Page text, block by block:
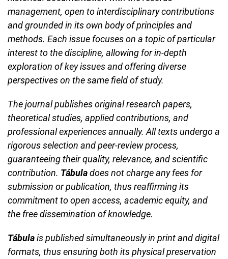
management, open to interdisciplinary contributions
and grounded in its own body of principles and
methods. Each issue focuses on a topic of particular
interest to the discipline, allowing for in-depth
exploration of key issues and offering diverse
perspectives on the same field of study.
The journal publishes original research papers,
theoretical studies, applied contributions, and
professional experiences annually. All texts undergo a
rigorous selection and peer-review process,
guaranteeing their quality, relevance, and scientific
contribution. Tábuladoes not charge any fees for
submission or publication, thus reaffirming its
commitment to open access, academic equity, and
the free dissemination of knowledge.
Tábulais published simultaneously in print and digital
formats, thus ensuring both its physical preservation